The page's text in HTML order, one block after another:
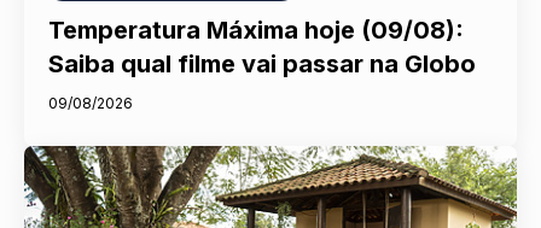
Temperatura Máxima hoje (09/08):
Saiba qual filme vai passar na Globo
09/08/2026